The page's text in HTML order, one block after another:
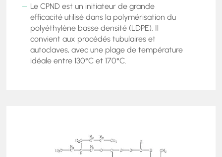
Le CPND est un initiateur de grande
efficacité utilisé dans la polymérisation du
polyéthylène basse densité (LDPE). Il
convient aux procédés tubulaires et
autoclaves, avec une plage de température
idéale entre 130°C et 170°C.